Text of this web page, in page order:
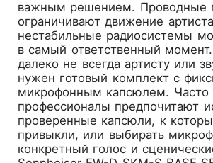
важным решением. Проводные
ограничивают движение
нестабильные радиосистемы
в самый ответственный
далеко не всегда артисту или
нужен готовый комплект с
микрофонным капсюлем. Часто
профессионалы предпочитают
проверенные капсюли, к
привыкли, или выбирать
конкретный голос и